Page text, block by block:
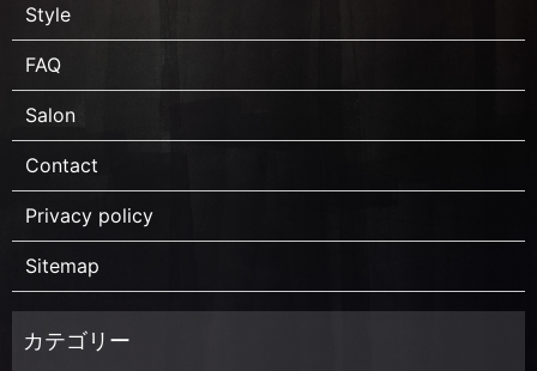
Style
FAQ
Salon
Contact
Privacy policy
Sitemap